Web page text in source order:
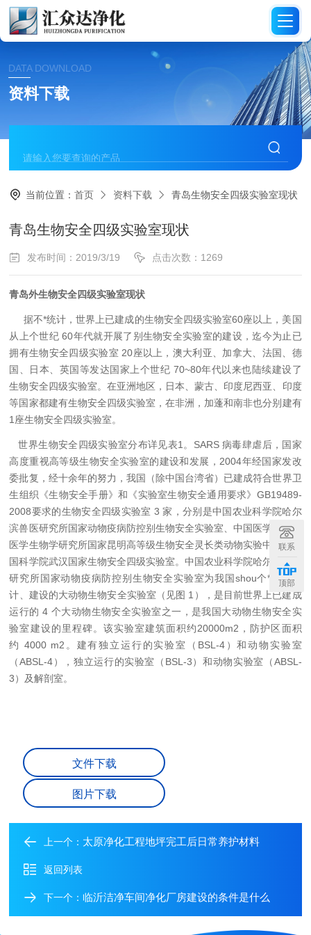
DATA DOWNLOAD
资料下载
当前位置：首页 资料下载 青岛生物安全四级实验室现状
青岛生物安全四级实验室现状
发布时间：2019/3/19 点击次数：1269
青岛外生物安全四级实验室现状
据不*统计，世界上已建成的生物安全四级实验室60座以上，美国
从上个世纪 60年代就开展了别生物安全实验室的建设，迄今为止已
拥有生物安全四级实验室 20座以上，澳大利亚、加拿大、法国、德
国、日本、英国等发达国家上个世纪 70~80年代以来也陆续建设了
生物安全四级实验室。在亚洲地区，日本、蒙古、印度尼西亚、印度
等国家都建有生物安全四级实验室，在非洲，加蓬和南非也分别建有
1座生物安全四级实验室。
世界生物安全四级实验室分布详见表1。SARS 病毒肆虐后，国家
高度重视高等级生物安全实验室的建设和发展，2004年经国家发改
委批复，经十余年的努力，我国（除中国台湾省）已建成符合世界卫
生组织《生物安全手册》和《实验室生物安全通用要求》GB19489-
2008要求的生物安全四级实验室 3 家，分别是中国农业科学院哈尔
滨兽医研究所国家动物疫病防控别生物安全实验室、中国医学科学院
医学生物学研究所国家昆明高等级生物安全灵长类动物实验中心和中
国科学院武汉国家生物安全四级实验室。中国农业科学院哈尔滨兽医
研究所国家动物疫病防控别生物安全实验室为我国shou个*自主设
计、建设的大动物生物安全实验室（见图 1），是目前世界上已建成
运行的 4 个大动物生物安全实验室之一，是我国大动物生物安全实
验室建设的里程碑。该实验室建筑面积约20000m2，防护区面积
约 4000 m2。建有独立运行的实验室（BSL-4）和动物实验室
（ABSL-4），独立运行的实验室（BSL-3）和动物实验室（ABSL-
3）及解剖室。
文件下载
图片下载
上一个： 太原净化工程地坪完工后日常养护材料
返回列表
下一个：临沂洁净车间净化厂房建设的条件是什么
联系
顶部